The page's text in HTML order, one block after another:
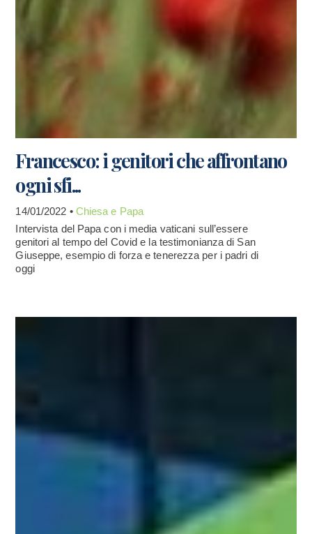
Francesco: i genitori che affrontano
ogni sfi...
14/01/2022 • Chiesa e Papa
Intervista del Papa con i media vaticani sull’essere
genitori al tempo del Covid e la testimonianza di San
Giuseppe, esempio di forza e tenerezza per i padri di
oggi